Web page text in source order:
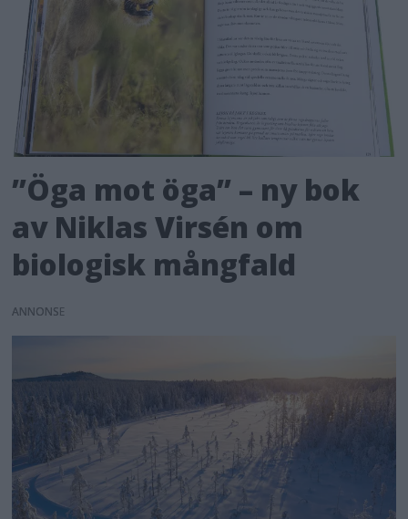
”Öga mot öga” – ny bok
av Niklas Virsén om
biologisk mångfald
ANNONS